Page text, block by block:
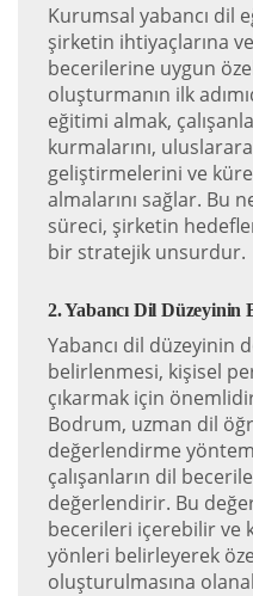
Kurumsal yabancı dil
şirketin ihtiyaçlarına
becerilerine uygun
oluşturmanın ilk
eğitimi almak,
kurmalarını,
geliştirmelerini ve
almalarını sağlar. Bu
süreci, şirketin
bir stratejik unsurdur.
2. Yabancı Dil Düzeyinin
Yabancı dil düzeyinin
belirlenmesi, kişisel
çıkarmak için
Bodrum, uzman dil
değerlendirme
çalışanların dil
değerlendirir. Bu
becerileri içerebilir ve
yönleri belirleyerek
oluşturulmasına